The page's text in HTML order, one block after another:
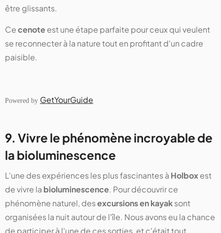
être glissants.
Cecenoteest une étape parfaite pour ceux qui veulent
se reconnecter à la nature tout en profitant d'un cadre
paisible.
Powered by GetYourGuide
9. Vivre le phénomène incroyable de
la bioluminescence
L'une des expériences les plus fascinantes à Holboxest
de vivre la bioluminescence. Pour découvrir ce
phénomène naturel, desexcursions en kayaksont
organisées la nuit autour de l'île. Nous avons eu la chance
de participer à l'une de ces sorties, et c'était tout